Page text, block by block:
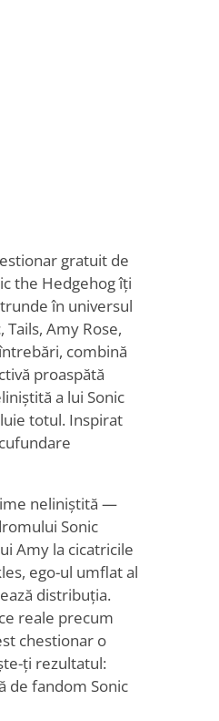
gratuit de
the Hedgehog îți
în universul
Amy Rose,
combină
proaspătă
a lui Sonic
totul. Inspirat
neliniștită —
Sonic
Amy la cicatricile
ego-ul umflat al
distribuția.
reale precum
chestionar o
ți rezultatul:
de fandom Sonic